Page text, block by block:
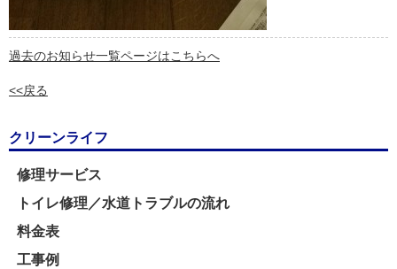
過去のお知らせ一覧ページはこちらへ
<<戻る
クリーンライフ
修理サービス
トイレ修理／水道トラブルの流れ
料金表
工事例